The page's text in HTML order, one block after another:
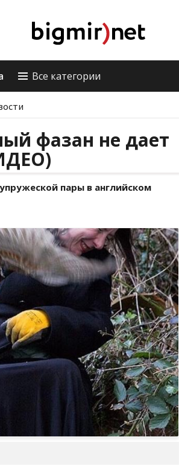
Все категории
фазан не дает
пары в английском